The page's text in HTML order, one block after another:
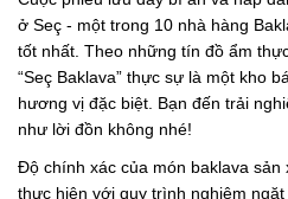
ở Seç - một trong 10 nhà hàng
tốt nhất. Theo những tín đồ ẩm
“Seç Baklava” thực sự là một kho
hương vị đặc biệt. Bạn đến trải
như lời đồn không nhé!
Độ chính xác của món baklava sản
thực hiện với quy trình nghiêm